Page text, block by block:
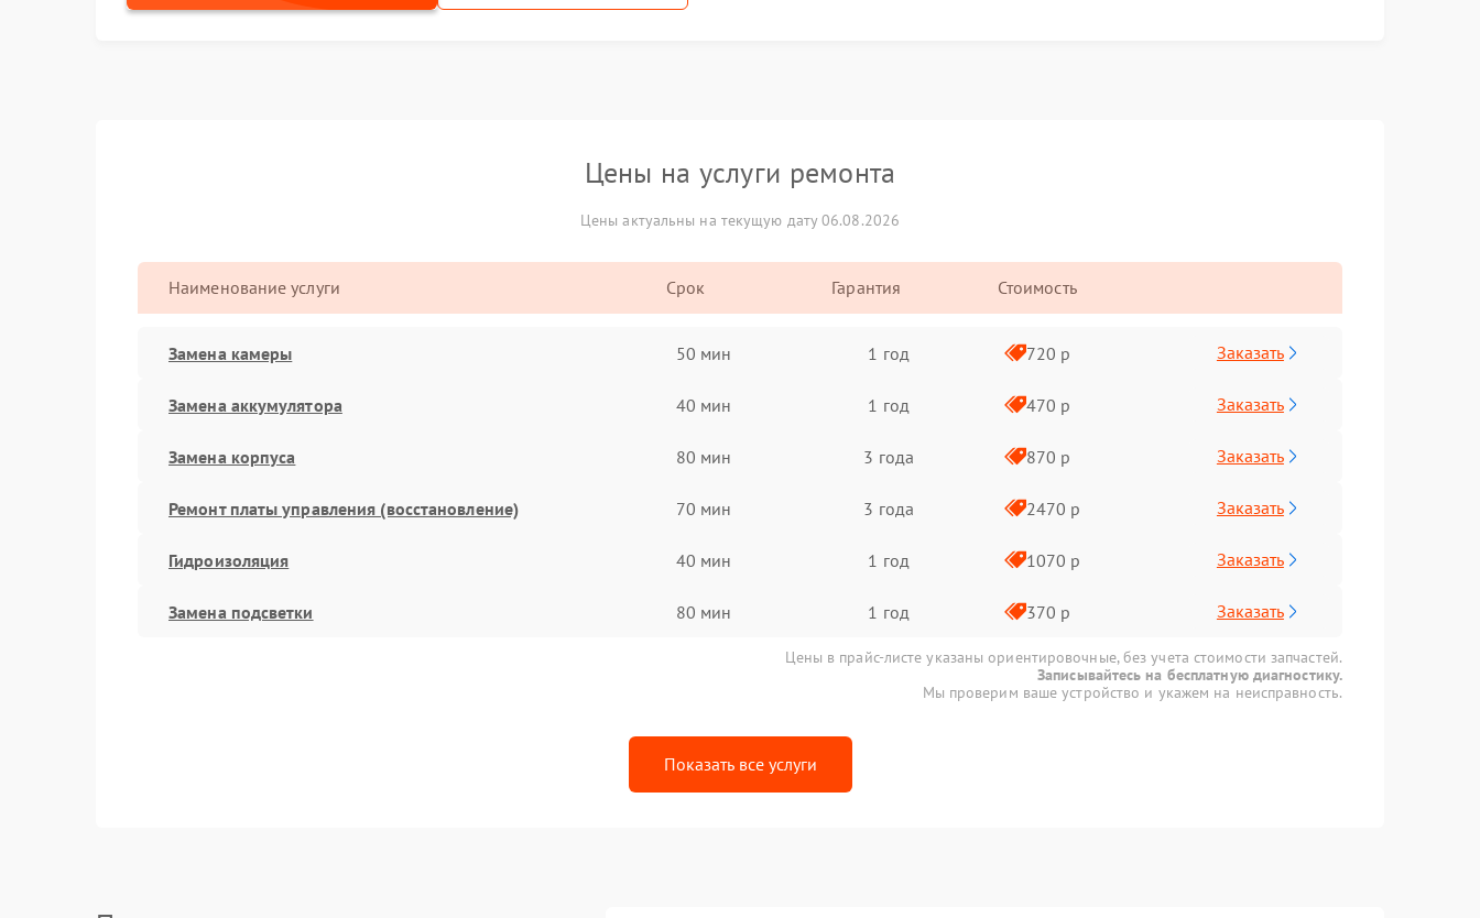
Цены на услуги ремонта
Цены актуальны на текущую дату 06.08.2026
Наименование услуги Срок Гарантия Стоимость
Замена камеры 50 мин 1 год 720 р Заказать
Замена аккумулятора 40 мин 1 год 470 р Заказать
Замена корпуса 80 мин 3 года 870 р Заказать
Ремонт платы управления (восстановление) 70 мин 3 года 2470 р Заказать
Гидроизоляция 40 мин 1 год 1070 р Заказать
Замена подсветки 80 мин 1 год 370 р Заказать
Цены в прайс-листе указаны ориентировочные, без учета стоимости запчастей.
Записывайтесь на бесплатную диагностику.
Мы проверим ваше устройство и укажем на неисправность.
Показать все услуги